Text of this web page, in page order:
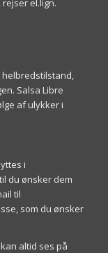
Salsa Libre
af ulykker i
i
du ønsker dem
til
som du ønsker
altid ses på